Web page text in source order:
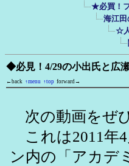
★必買！
海江田
☆
◆必見！4/29の小出氏と広
←back ↑menu ↑top forward→
次の動画をぜ
これは2011年4
ン内の「アカデ